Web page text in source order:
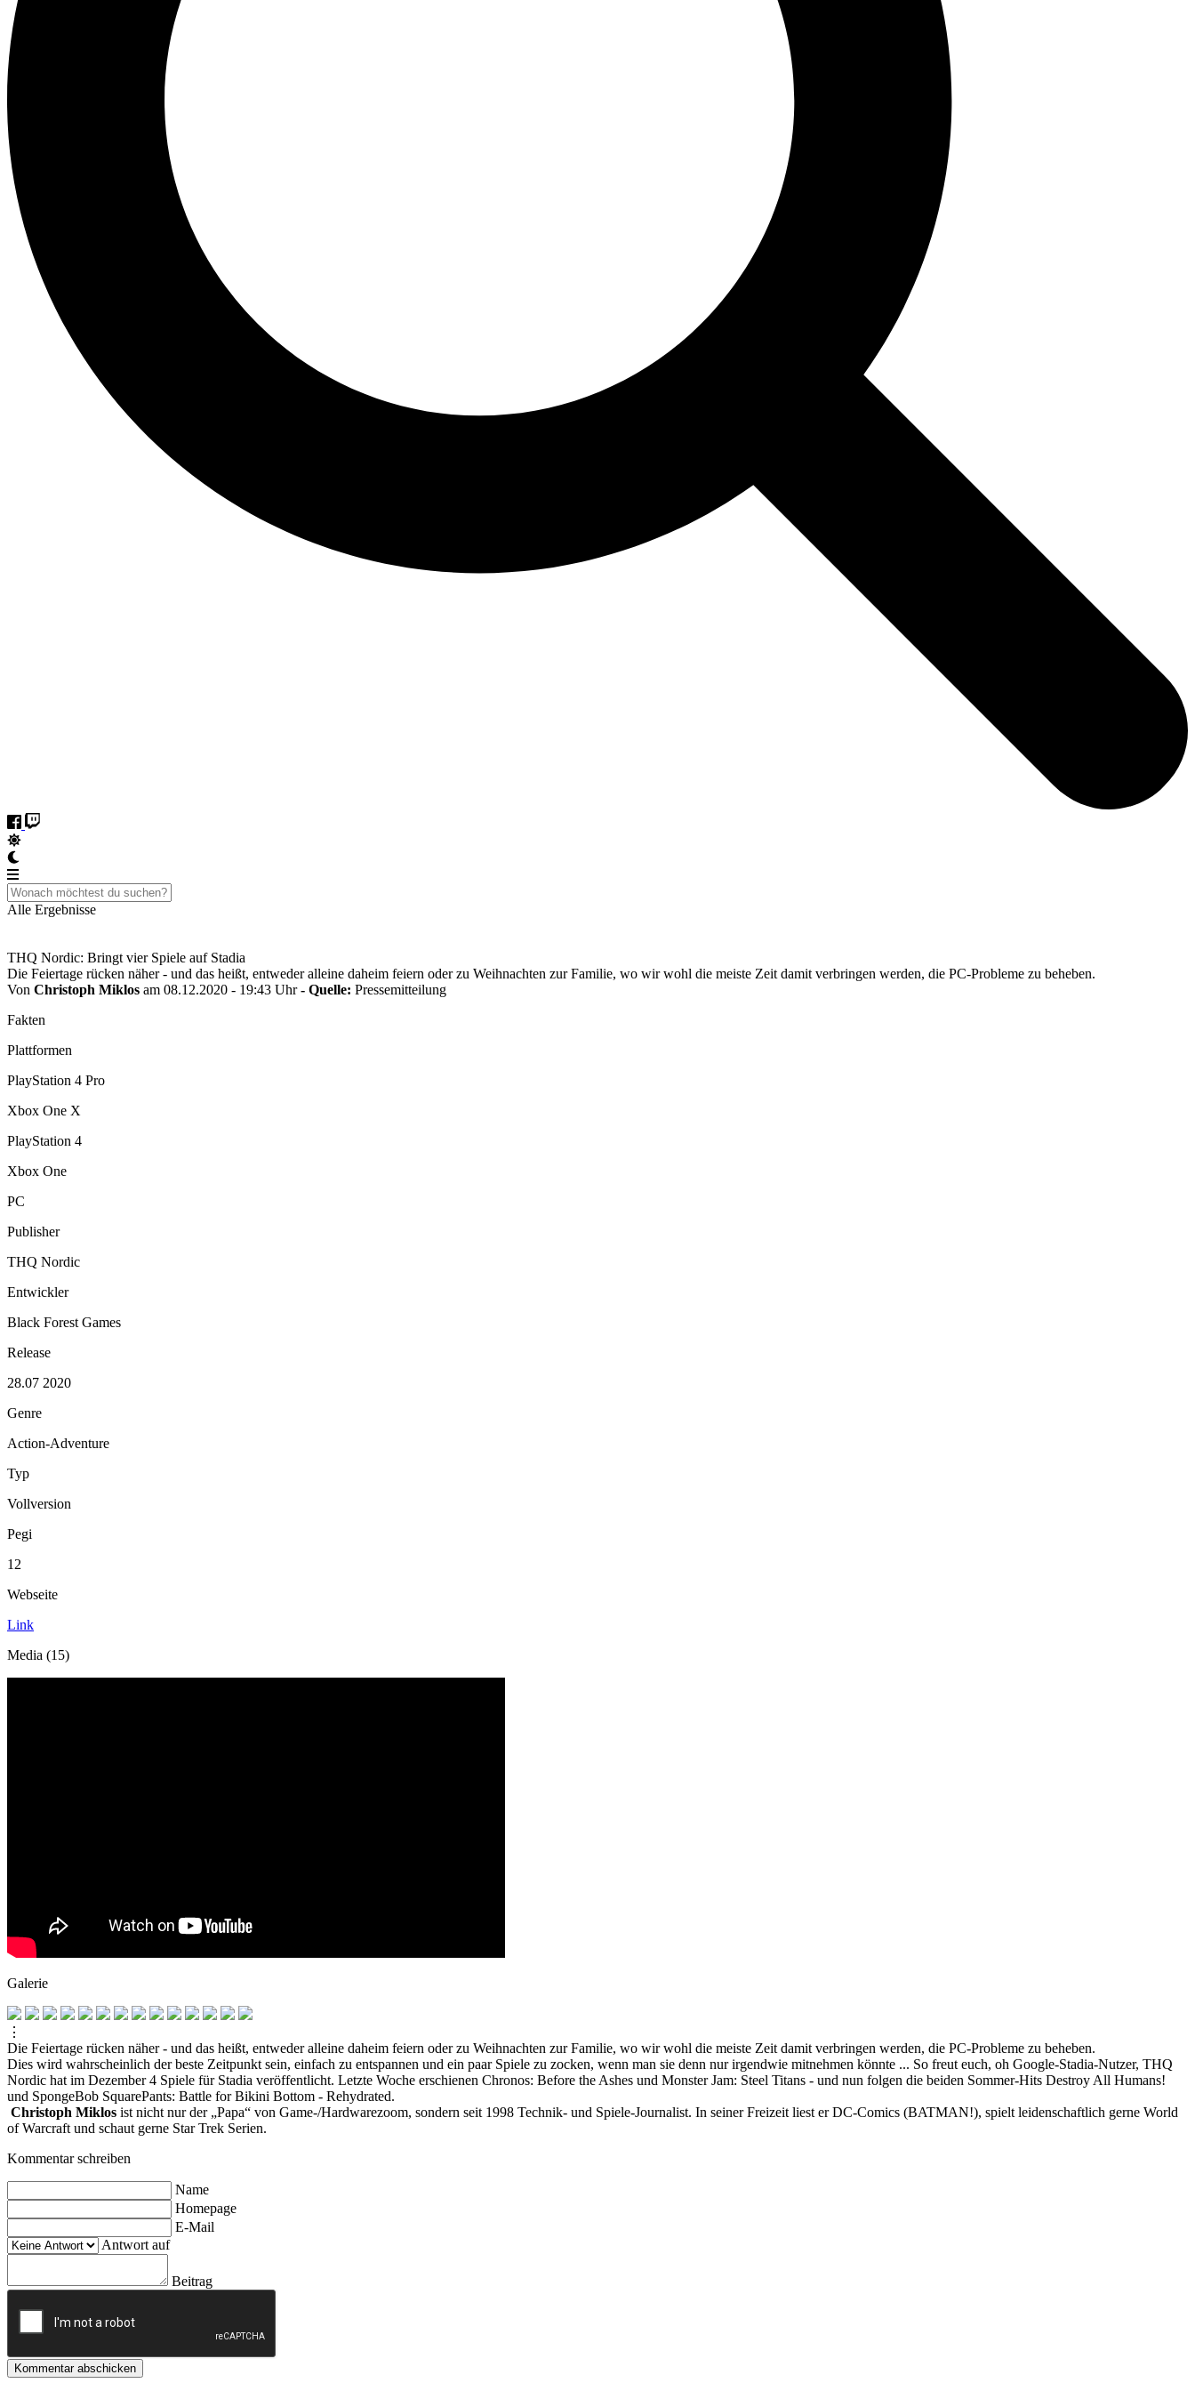
Alle Ergebnisse
THQ Nordic: Bringt vier Spiele auf Stadia
Die Feiertage rücken näher - und das heißt, entweder alleine daheim feiern oder zu Weihnachten zur Familie, wo wir wohl die meiste Zeit damit verbringen werden, die PC-Probleme zu beheben.
Von Christoph Miklos am 08.12.2020 - 19:43 Uhr- Quelle: Pressemitteilung
Fakten
Plattformen
PlayStation 4 Pro
Xbox One X
PlayStation 4
Xbox One
PC
Publisher
THQ Nordic
Entwickler
Black Forest Games
Release
28.07 2020
Genre
Action-Adventure
Typ
Vollversion
Pegi
12
Webseite
Link
Media (15)
Galerie
⋮
Die Feiertage rücken näher - und das heißt, entweder alleine daheim feiern oder zu Weihnachten zur Familie, wo wir wohl die meiste Zeit damit verbringen werden, die PC-Probleme zu beheben.
Dies wird wahrscheinlich der beste Zeitpunkt sein, einfach zu entspannen und ein paar Spiele zu zocken, wenn man sie denn nur irgendwie mitnehmen könnte ... So freut euch, oh Google-Stadia-Nutzer, THQ
Nordic hat im Dezember 4 Spiele für Stadia veröffentlicht. Letzte Woche erschienen Chronos: Before the Ashes und Monster Jam: Steel Titans - und nun folgen die beiden Sommer-Hits Destroy All Humans!
und SpongeBob SquarePants: Battle for Bikini Bottom - Rehydrated.
Christoph Miklos ist nicht nur der „Papa“ von Game-/Hardwarezoom, sondern seit 1998 Technik- und Spiele-Journalist. In seiner Freizeit liest er DC-Comics (BATMAN!), spielt leidenschaftlich gerne World
of Warcraft und schaut gerne Star Trek Serien.
Kommentar schreiben
Name
Homepage
E-Mail
Antwort auf
Beitrag
Kommentar abschicken